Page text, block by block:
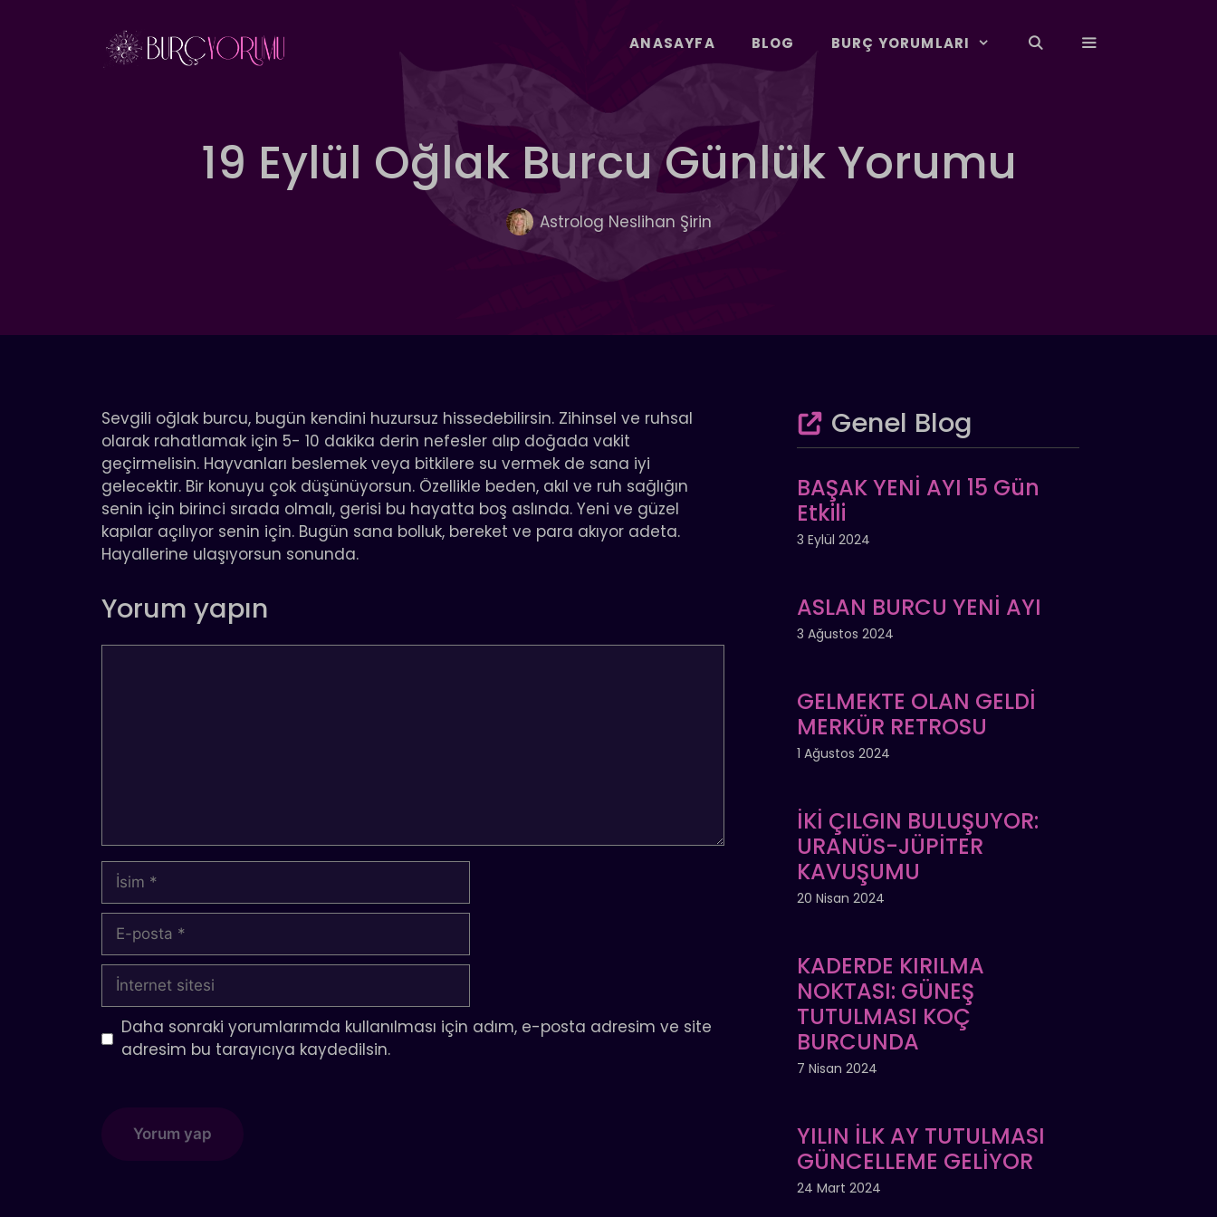
ANASAYFA BLOG BURÇ YORUMLARI
19 Eylül Oğlak Burcu Günlük Yorumu
Astrolog Neslihan Şirin
Sevgili oğlak burcu, bugün kendini huzursuz hissedebilirsin. Zihinsel ve ruhsal
olarak rahatlamak için 5- 10 dakika derin nefesler alıp doğada vakit
geçirmelisin. Hayvanları beslemek veya bitkilere su vermek de sana iyi
gelecektir. Bir konuyu çok düşünüyorsun. Özellikle beden, akıl ve ruh sağlığın
senin için birinci sırada olmalı, gerisi bu hayatta boş aslında. Yeni ve güzel
kapılar açılıyor senin için. Bugün sana bolluk, bereket ve para akıyor adeta.
Hayallerine ulaşıyorsun sonunda.
Yorum yapın
İsim
posta
İnternet
sitesi
Daha sonraki yorumlarımda kullanılması için adım, e-posta adresim ve site
adresim bu tarayıcıya kaydedilsin.
Genel Blog
BAŞAK YENİ AYI 15 Gün
Etkili
3 Eylül 2024
ASLAN BURCU YENİ AYI
3 Ağustos 2024
GELMEKTE OLAN GELDİ
MERKÜR RETROSU
1 Ağustos 2024
İKİ ÇILGIN BULUŞUYOR:
URANÜS-JÜPİTER
KAVUŞUMU
20 Nisan 2024
KADERDE KIRILMA
NOKTASI: GÜNEŞ
TUTULMASI KOÇ
BURCUNDA
7 Nisan 2024
YILIN İLK AY TUTULMASI
GÜNCELLEME GELİYOR
24 Mart 2024